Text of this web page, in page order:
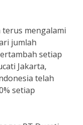
mengalami
jumlah
setiap
Jakarta,
telah
setiap